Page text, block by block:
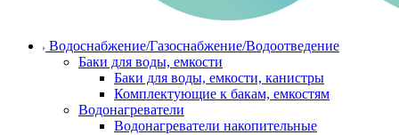
Водоснабжение/Газоснабжение/Водоотведение
Баки для воды, емкости
Баки для воды, емкости, канистры
Комплектующие к бакам, емкостям
Водонагреватели
Водонагреватели накопительные